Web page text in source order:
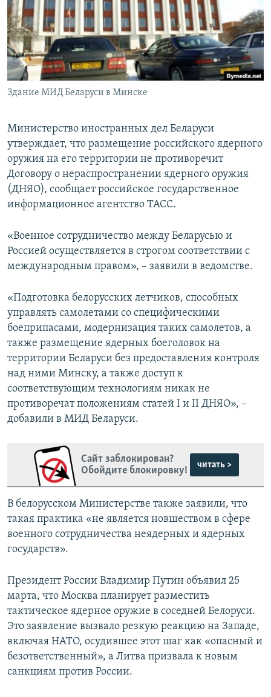
ПОБЕДИТЕЛЕЙ НЕ СУДЯТ?
КРЫМ.НЕПОКОРЕННЫЙ
ELIFBE
УКРАИНСКАЯ ПРОБЛЕМА КРЫМА
ПРИСОЕДИНЯЙТЕСЬ!
Все сайты RFE/RL
Здание МИД Беларуси в Минске
Министерство иностранных дел Беларуси
утверждает, что размещение российского ядерного
оружия на его территории не противоречит
Договору о нераспространении ядерного оружия
(ДНЯО), сообщает российское государственное
информационное агентство ТАСС.
«Военное сотрудничество между Беларусью и
Россией осуществляется в строгом соответствии с
международным правом», – заявили в ведомстве.
«Подготовка белорусских летчиков, способных
управлять самолетами со специфическими
боеприпасами, модернизация таких самолетов, а
также размещение ядерных боеголовок на
территории Беларуси без предоставления контроля
над ними Минску, а также доступ к
соответствующим технологиям никак не
противоречат положениям статей I и II ДНЯО», –
добавили в МИД Беларуси.
Сайт заблокирован?
Обойдите блокировку!
читать >
В белорусском Министерстве также заявили, что
такая практика «не является новшеством в сфере
военного сотрудничества неядерных и ядерных
государств».
Президент России Владимир Путин объявил 25
марта, что Москва планирует разместить
тактическое ядерное оружие в соседней Белоруси.
Это заявление вызвало резкую реакцию на Западе,
включая НАТО, осудившее этот шаг как «опасный и
безответственный», а Литва призвала к новым
санкциям против России.